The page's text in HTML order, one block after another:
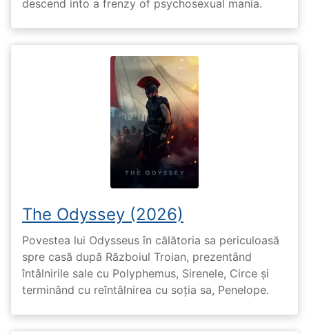
descend into a frenzy of psychosexual mania.
The Odyssey (2026)
Povestea lui Odysseus în călătoria sa periculoasă
spre casă după Războiul Troian, prezentând
întâlnirile sale cu Polyphemus, Sirenele, Circe și
terminând cu reîntâlnirea cu soția sa, Penelope.